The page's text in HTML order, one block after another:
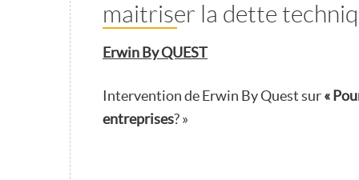
maitriser la dette
Erwin By QUEST
Intervention de Erwin By Quest sur«
entreprises? »